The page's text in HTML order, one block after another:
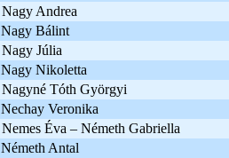
Nagy Andrea
Nagy Bálint
Nagy Júlia
Nagy Nikoletta
Nagyné Tóth Györgyi
Nechay Veronika
Nemes Éva – Németh Gabriella
Németh Antal